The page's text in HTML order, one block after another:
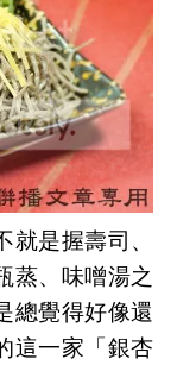
是握壽司、
蒸、味噌湯之
總覺得好像還
這一家「銀杏